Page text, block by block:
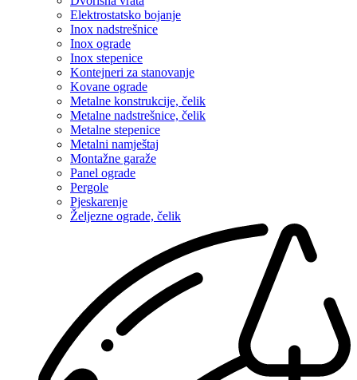
Elektrostatsko bojanje
Inox nadstrešnice
Inox ograde
Inox stepenice
Kontejneri za stanovanje
Kovane ograde
Metalne konstrukcije, čelik
Metalne nadstrešnice, čelik
Metalne stepenice
Metalni namještaj
Montažne garaže
Panel ograde
Pergole
Pjeskarenje
Željezne ograde, čelik